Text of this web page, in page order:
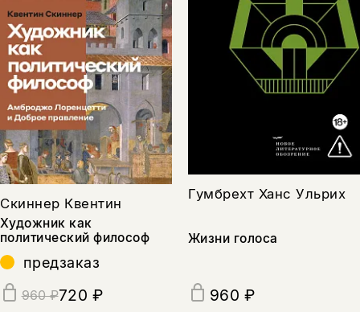
Скиннер Квентин
Художник как
политический философ
предзаказ
960 ₽720 ₽
Гумбрехт Ханс Ульрих
Жизни голоса
960 ₽